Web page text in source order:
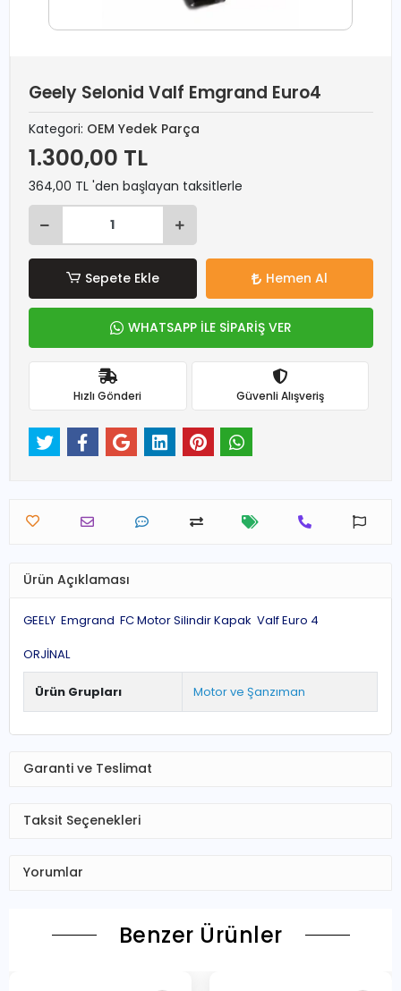
Geely Selonid Valf Emgrand Euro4
Kategori: OEM Yedek Parça
1.300,00 TL
364,00 TL 'den başlayan taksitlerle
Sepete Ekle Hemen Al
WHATSAPP İLE SİPARİŞ VER
Hızlı Gönderi Güvenli Alışveriş
Ürün Açıklaması
GEELY Emgrand FC Motor Silindir Kapak Valf Euro 4
ORJİNAL
Ürün Grupları Motor ve Şanzıman
Garanti ve Teslimat
Taksit Seçenekleri
Yorumlar
Benzer Ürünler